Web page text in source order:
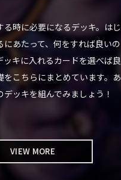
る時に必要になるデッキ。はじ
あたって、何をすれば良いの
ッキに入れるカードを選べば良
をこちらにまとめています。あ
ッキを組んでみましょう！
VIEW MORE